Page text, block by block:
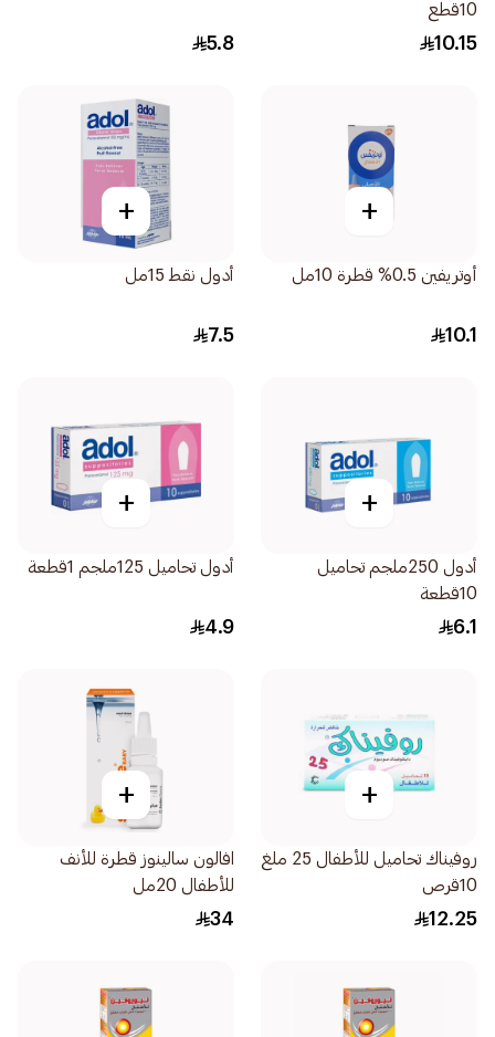
10قطع
10.15
5.8
+
أوتريفين 0.5% قطرة 10مل
10.1
+
أدول نقط 15مل
7.5
+
أدول 250ملجم تحاميل
10قطعة
6.1
+
أدول تحاميل 125ملجم 1قطعة
4.9
+
روفيناك تحاميل للأطفال 25 ملغ
10قرص
12.25
+
افالون سالينوز قطرة للأنف
للأطفال 20مل
34